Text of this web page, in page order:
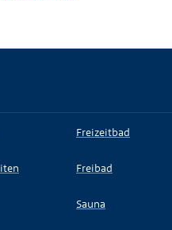
Freizeitbad
Freibad
Sauna